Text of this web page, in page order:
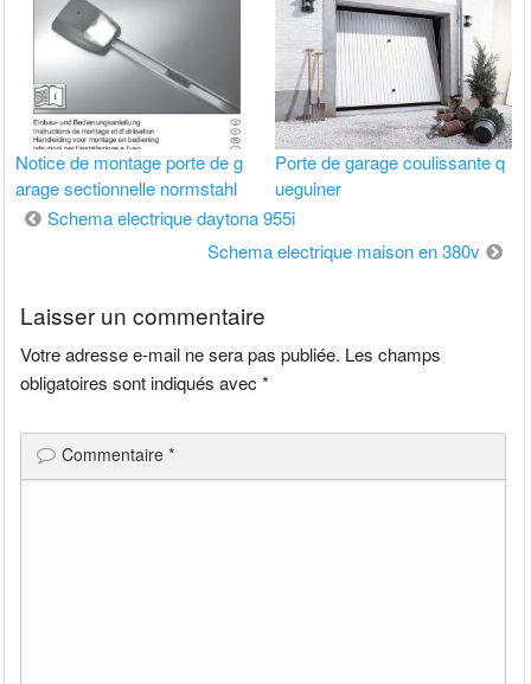
Notice de montage porte de g
arage sectionnelle normstahl
Porte de garage coulissante q
ueguiner
Navigation
Schema electrique daytona 955i
Schema electrique maison en 380v
Laisser un commentaire
Votre adresse e-mail ne sera pas publiée. Les champs
obligatoires sont indiqués avec*
Commentaire*